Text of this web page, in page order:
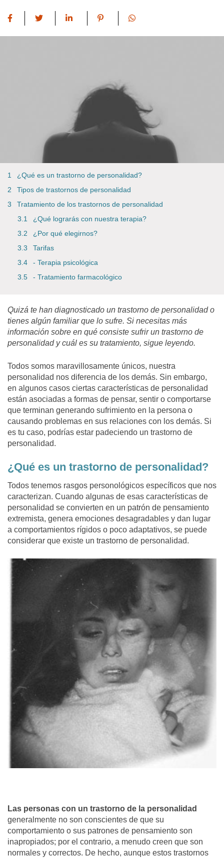
¿Qué es un trastorno de personalidad?
Tipos de trastornos de personalidad
Tratamiento de los trastornos de personalidad
¿Qué lograrás con nuestra terapia?
¿Por qué elegirnos?
Tarifas
- Terapia psicológica
- Tratamiento farmacológico
Quizá te han diagnosticado un trastorno de personalidad o
tienes algún familiar que lo sufre. Si necesitas más
información sobre en qué consiste sufrir un trastorno de
personalidad y cuál es su tratamiento, sigue leyendo.
Todos somos maravillosamente únicos, nuestra
personalidad nos diferencia de los demás. Sin embargo,
en algunos casos ciertas características de personalidad
están asociadas a formas de pensar, sentir o comportarse
que terminan generando sufrimiento en la persona o
causando problemas en sus relaciones con los demás. Si
es tu caso, podrías estar padeciendo un trastorno de
personalidad.
¿Qué es un trastorno de personalidad?
Todos tenemos rasgos personológicos específicos que nos
caracterizan. Cuando algunas de esas características de
personalidad se convierten en un patrón de pensamiento
extremista, genera emociones desagradables y dan lugar
a comportamientos rígidos o poco adaptativos, se puede
considerar que existe un trastorno de personalidad.
Las personas con un trastorno de la personalidad
generalmente no son conscientes de que su
comportamiento o sus patrones de pensamiento son
inapropiados; por el contrario, a menudo creen que son
normales y correctos. De hecho, aunque estos trastornos